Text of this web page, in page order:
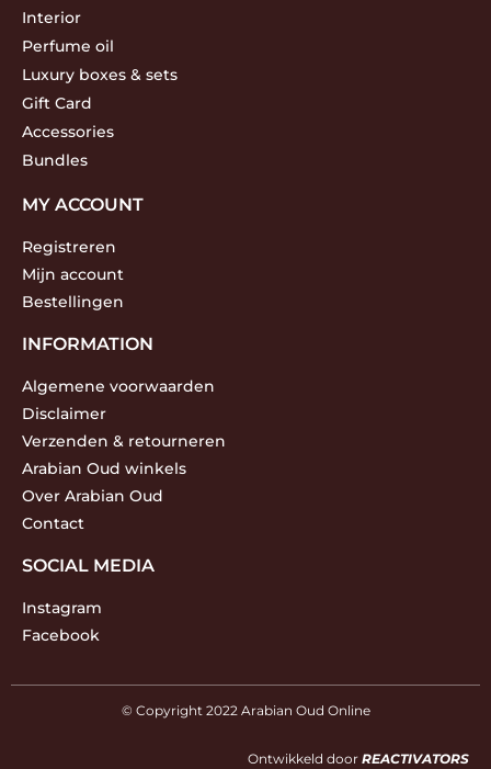
Interior
Perfume oil
Luxury boxes & sets
Gift Card
Accessories
Bundles
MY ACCOUNT
Registreren
Mijn account
Bestellingen
INFORMATION
Algemene voorwaarden
Disclaimer
Verzenden & retourneren
Arabian Oud winkels
Over Arabian Oud
Contact
SOCIAL MEDIA
Instagram
Facebook
© Copyright 2022 Arabian Oud Online
Ontwikkeld door REACTIVATORS